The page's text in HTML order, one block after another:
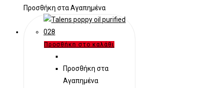
Προσθήκη στα Αγαπημένα
Προσθήκη στο καλάθι
Προσθήκη στα
Αγαπημένα